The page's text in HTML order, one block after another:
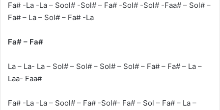
Fa# -La -La – Sool# -Sol# – Fa# -Sol# -Sol# -Faa# – Sol# –
Fa# – La – Sol# – Fa# -La
Fa# – Fa#
La – La- La – Sol# – Sol# – Sol# – Sol# – Fa# – Fa# – La –
Laa- Faa#
Fa# -La -La – Sool# – Fa# -Sol#- Fa# – Sol – Fa# – La –